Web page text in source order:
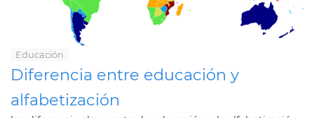
Educación
Diferencia entre educación y
alfabetización